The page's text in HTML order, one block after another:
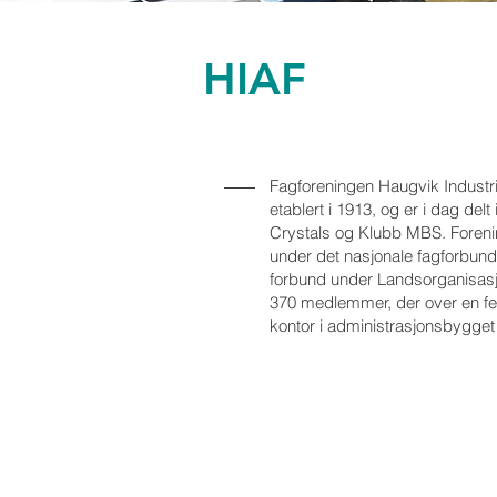
HIAF
Fagforeningen Haugvik
etablert i 1913, og er i dag
Crystals og Klubb MBS.
under det nasjonale
forbund under
370 medlemmer, der over en
kontor i